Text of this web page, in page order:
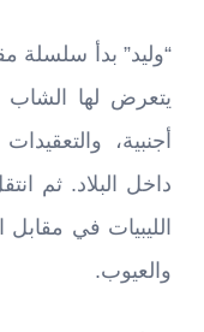
“وليد” بدأ سلسلة
يتعرض لها الشاب
أجنبية،
داخل البلاد. ثم
الليبيات في مقابل
والعيوب.